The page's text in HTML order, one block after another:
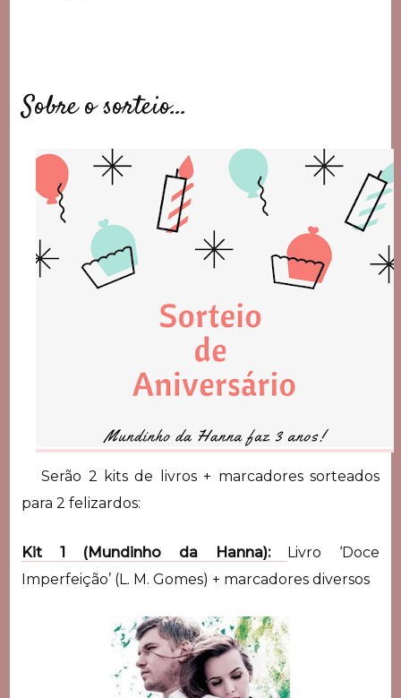
Sobre o sorteio…
Serão 2 kits de livros + marcadores sorteados
para 2 felizardos:
Kit 1 (Mundinho da Hanna):
Livro ‘Doce
Imperfeição’ (L. M. Gomes) + marcadores diversos